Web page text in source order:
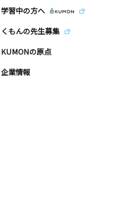
学習中の方へ
くもんの先生募集
KUMONの原点
企業情報